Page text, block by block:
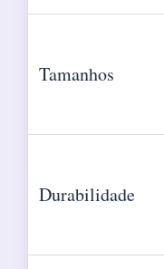
Tamanhos
Durabilidade